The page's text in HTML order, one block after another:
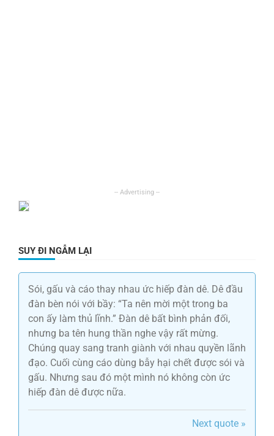
SUY ĐI NGẪM LẠI
Sói, gấu và cáo thay nhau ức hiếp đàn dê. Dê đầu
đàn bèn nói với bầy: “Ta nên mời một trong ba
con ấy làm thủ lĩnh.” Đàn dê bất bình phản đối,
nhưng ba tên hung thần nghe vậy rất mừng.
Chúng quay sang tranh giành với nhau quyền lãnh
đạo. Cuối cùng cáo dùng bẫy hại chết được sói và
gấu. Nhưng sau đó một mình nó không còn ức
hiếp đàn dê được nữa.
Next quote »